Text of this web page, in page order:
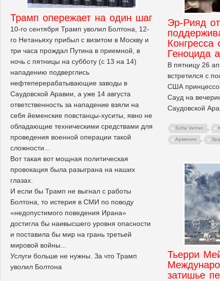
Трамп опережает на один шаг
10-го сентября Трамп уволил Болтона, 12-
го Нетаньяху прибыл с визитом в Москву и
три часа прождал Путина в приемной, в
ночь с пятницы на субботу (с 13 на 14)
нападению подверглись
нефтеперерабатывающие заводы в
Саудовской Аравии, а уже 14 августа
ответственность за нападение взяли на
себя йеменские повстанцы-хуситы, явно не
обладающие техническими средствами для
проведения военной операции такой
сложности...
Вот такая вот мощная политическая
провокация была разыграна на наших
глазах.
И если бы Трамп не выгнал с работы
Болтона, то истерия в СМИ по поводу
«недопустимого поведения Ирана»
достигла бы наивысшего уровня опасности
и поставила бы мир на грань третьей
мировой войны...
Услуги больше не нужны. За что Трамп
уволил Болтона
Эр-Рияд
Конгресса
Геноцида
В пятницу 26
встретился с
США
Сауд на
Саудовской
Sofia Verner ,
Армения ,
Тьерри
затишье